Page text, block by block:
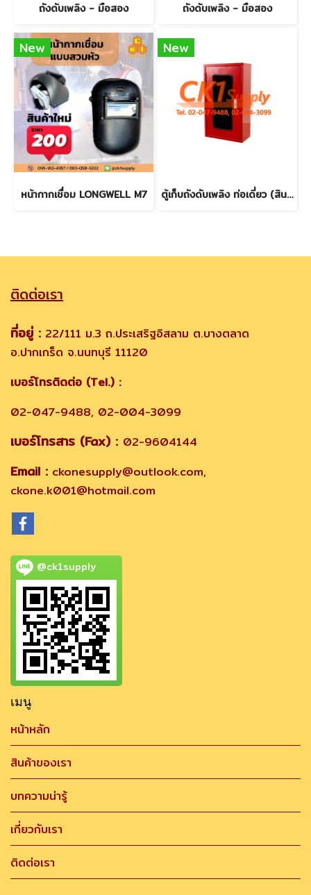
ถังดับเพลิง - มือสอง ถังดับเพลิง - มือสอง
New
หน้ากากเชื่อม LONGWELL M7
New
ตู้เก็บถังดับเพลิง ท่อเดี่ยว (สินค้าใหม่)
ติดต่อเรา
ที่อยู่ : 22/111 ม.3 ถ.ประเสริฐอิสลาม ต.บางตลาด
อ.ปากเกร็ด จ.นนทบุรี 11120
เบอร์โทรติดต่อ (Tel.) :
02-047-9488, 02-004-3099
เบอร์โทรสาร (Fax) : 02-9604144
Email : ckonesupply@outlook.com,
ckone.k001@hotmail.com
@ck1supply
เมนู
หน้าหลัก
สินค้าของเรา
บทความน่ารู้
เกี่ยวกับเรา
ติดต่อเรา